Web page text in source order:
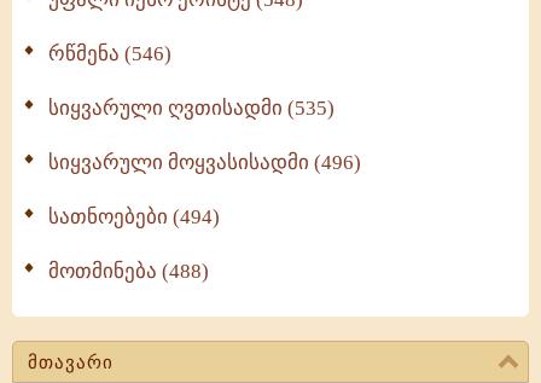
რწმენა (546)
სიყვარული ღვთისადმი (535)
სიყვარული მოყვასისადმი (496)
სათნოებები (494)
მოთმინება (488)
მთავარი